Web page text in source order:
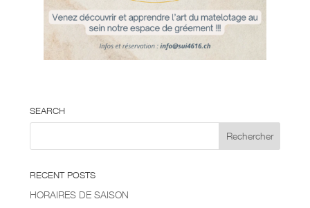
SEARCH
RECENT POSTS
HORAIRES DE SAISON